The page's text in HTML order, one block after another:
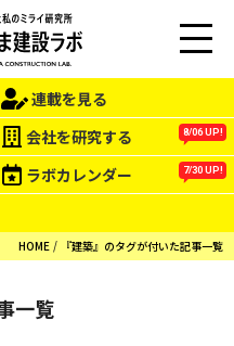
EN
連載を見る
会社を研究する 8/06 UP!
ラボカレンダー 7/30 UP!
HOME 『建築』のタグが付いた記事一覧
一覧